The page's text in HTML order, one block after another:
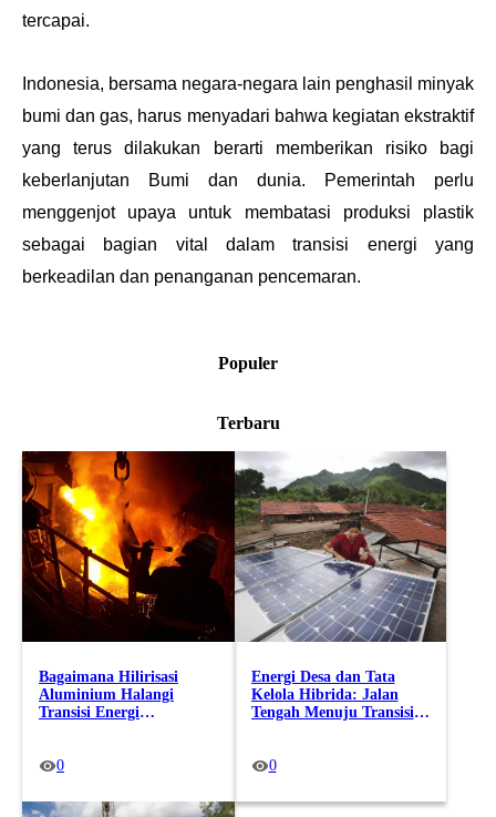
tercapai.
Indonesia, bersama negara-negara lain penghasil minyak
bumi dan gas, harus menyadari bahwa kegiatan ekstraktif
yang terus dilakukan berarti memberikan risiko bagi
keberlanjutan Bumi dan dunia. Pemerintah perlu
menggenjot upaya untuk membatasi produksi plastik
sebagai bagian vital dalam transisi energi yang
berkeadilan dan penanganan pencemaran.
Populer
Terbaru
Bagaimana Hilirisasi
Aluminium Halangi
Transisi Energi
0
Energi Desa dan Tata
Kelola Hibrida: Jalan
Tengah Menuju Transisi
0